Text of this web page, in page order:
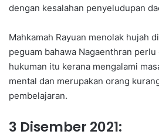
dengan kesalahan penyeludupan
Mahkamah Rayuan menolak hujah
peguam bahawa Nagaenthran
hukuman itu kerana mengalami
mental dan merupakan orang
pembelajaran.
3 Disember 2021: